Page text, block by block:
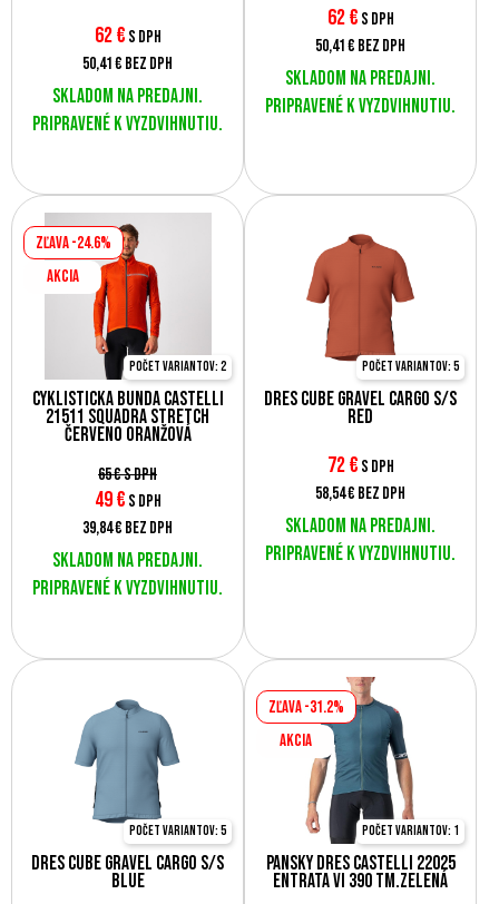
62€ s DPH
50,41 € bez DPH
Skladom na predajni.
Pripravené k vyzdvihnutiu.
62€ s DPH
50,41 € bez DPH
Skladom na predajni.
Pripravené k vyzdvihnutiu.
Cyklistická bunda Castelli
21511 SQUADRA STRETCH
červeno oranžová
Zľava -24.6%
AKCIA
Počet variantov: 2
65 €s DPH
49€ s DPH
39,84 € bez DPH
Skladom na predajni.
Pripravené k vyzdvihnutiu.
Dres Cube Gravel Cargo S/S
Red
Počet variantov: 5
72€ s DPH
58,54 € bez DPH
Skladom na predajni.
Pripravené k vyzdvihnutiu.
Dres Cube Gravel Cargo S/S
Blue
Počet variantov: 5
Pánsky dres Castelli 22025
Entrata VI 390 tm.zelená
Zľava -31.2%
AKCIA
Počet variantov: 1